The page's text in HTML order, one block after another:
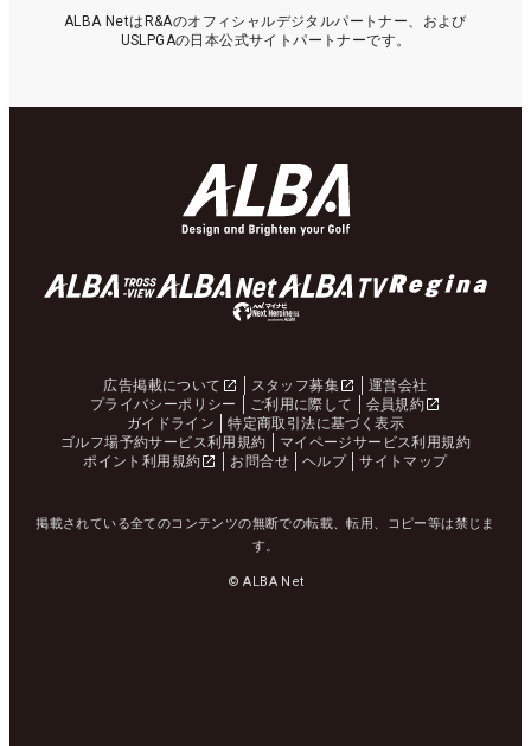
ALBA NetはR&Aのオフィシャルデジタルパートナー、および
USLPGAの日本公式サイトパートナーです。
広告掲載について スタッフ募集
運営会社
プライバシーポリシー
ご利用に際して
会員規約
ガイドライン
特定商取引法に基づく表示
ゴルフ場予約サービス利用規約
マイページサービス利用規約
ポイント利用規約
お問合せ ヘルプ サイトマップ
掲載されている全てのコンテンツの無断での転載、転用、コピー等は禁じま
す。
© ALBA Net